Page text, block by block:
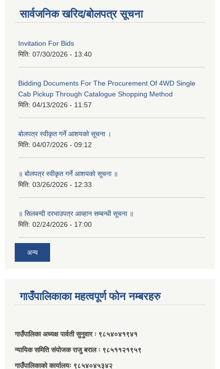
सार्वजनिक खरिद/बोलपत्र सूचना
Invitation For Bids
मिति: 07/30/2026 - 13:40
Bidding Documents For The Procurement Of 4WD Single
Cab Pickup Through Catalogue Shopping Method
मिति: 04/13/2026 - 11:57
बोलपत्र स्वीकृत गर्ने आशयको सूचना ।
मिति: 04/07/2026 - 09:12
॥ बोलपत्र स्वीकृत गर्ने आशयको सूचना ॥
मिति: 03/26/2026 - 12:33
॥ सिलबन्दी दरभाउपत्र आव्हान सम्बन्धी सूचना ॥
मिति: 02/24/2026 - 17:00
अन्य
गाउँपालिकाका महत्वपूर्ण फोन नम्बरहरु
गाउँपालिका अध्यक्ष पार्वती सुनुवार ः ९८५४०४१९४१
न्यायिक समिति संयोजक राजु बराल ः ९८५११२१९५९
गाउँपालिकाको कार्यालयः ९८५४०४५३४२